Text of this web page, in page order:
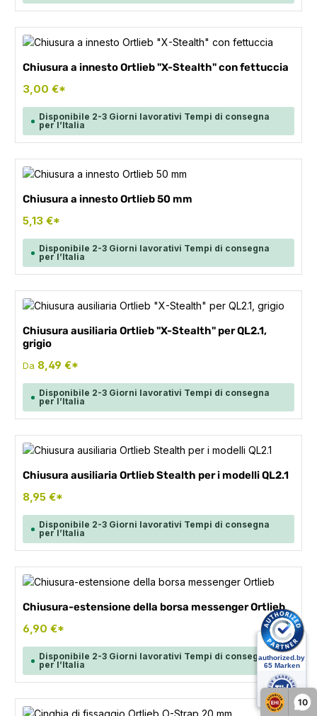
10
Chiusura a innesto Ortlieb "X-Stealth" con fettuccia
3,00 €*
Disponibile 2-3 Giorni lavorativi Tempi di consegna
per l’Italia
Chiusura a innesto Ortlieb 50 mm
5,13 €*
Disponibile 2-3 Giorni lavorativi Tempi di consegna
per l’Italia
Chiusura ausiliaria Ortlieb "X-Stealth" per QL2.1,
grigio
Da 8,49 €*
Disponibile 2-3 Giorni lavorativi Tempi di consegna
per l’Italia
Chiusura ausiliaria Ortlieb Stealth per i modelli QL2.1
8,95 €*
Disponibile 2-3 Giorni lavorativi Tempi di consegna
per l’Italia
Chiusura-estensione della borsa messenger Ortlieb
6,90 €*
Disponibile 2-3 Giorni lavorativi Tempi di consegna
per l’Italia